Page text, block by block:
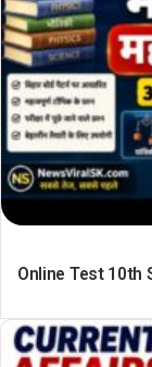
Online Test 10th